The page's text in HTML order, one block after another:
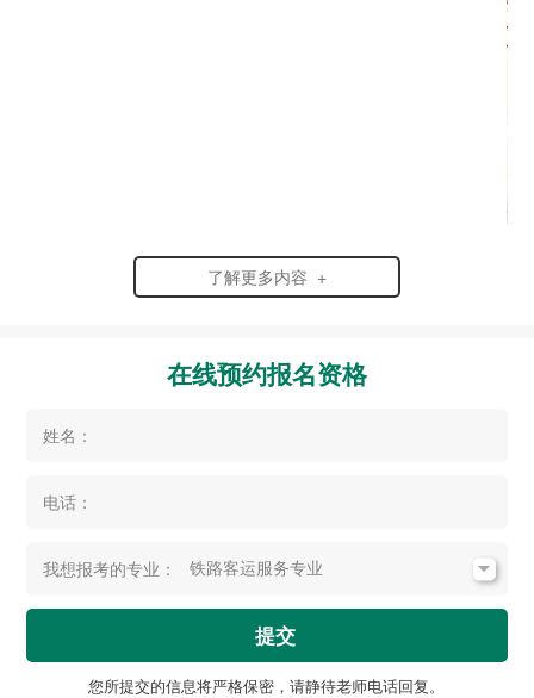
了解更多内容 +
在线预约报名资格
姓名：
电话：
我想报考的专业：
提交
您所提交的信息将严格保密，请静待老师电话回复。